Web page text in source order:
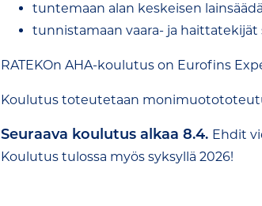
tuntemaan alan keskeisen
tunnistamaan vaara- ja
RATEKOn AHA-koulutus on Eurofins
Koulutus toteutetaan
Seuraava koulutus alkaa 8.4. Ehdit
Koulutus tulossa myös syksyllä 2026!